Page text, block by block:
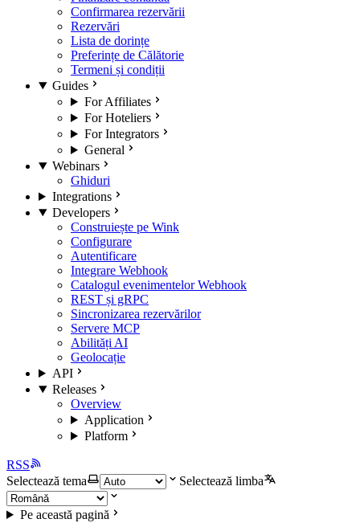
Confirmarea rezervării
Rezervări
Lista de dorințe
Preferințe de Călătorie
Termeni și condiții
Guides
For Affiliates
For Hoteliers
For Integrators
General
Webinars
Ghiduri
Integrations
Developers
Construiește pe Wink
Configurare
Autentificare
Integrare Webhook
Catalogul evenimentelor Webhook
REST și gRPC
Sincronizarea rezervărilor
Servere MCP
Abilități AI
Geolocație
API
Releases
Overview
Application
Platform
RSS
Selectează tema
Selectează limba
Pe această pagină